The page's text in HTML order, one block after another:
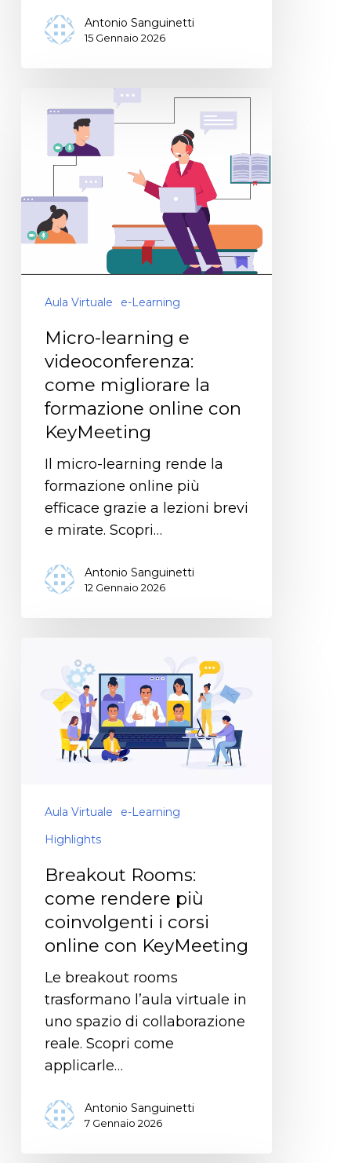
Antonio Sanguinetti
15 Gennaio 2026
Aula Virtuale e-Learning
Micro-learning e
videoconferenza:
come migliorare la
formazione online con
KeyMeeting
Il micro-learning rende la
formazione online più
efficace grazie a lezioni brevi
e mirate. Scopri…
Antonio Sanguinetti
12 Gennaio 2026
Aula Virtuale
e-Learning
Highlights
Breakout Rooms:
come rendere più
coinvolgenti i corsi
online con KeyMeeting
Le breakout rooms
trasformano l’aula virtuale in
uno spazio di collaborazione
reale. Scopri come
applicarle…
Antonio Sanguinetti
7 Gennaio 2026